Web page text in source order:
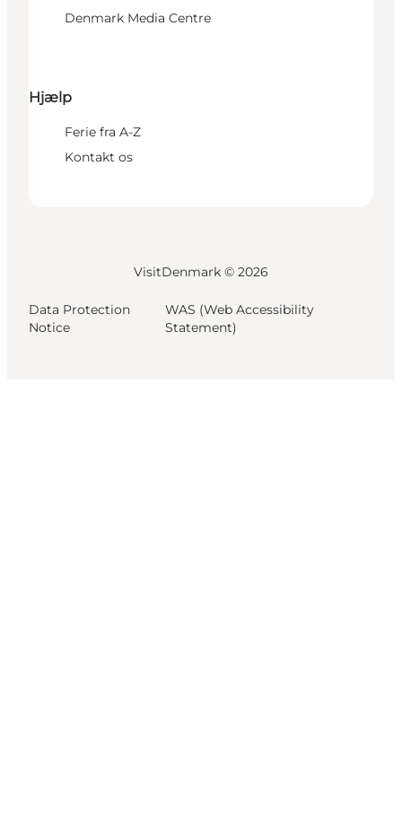
Denmark Media Centre
Hjælp
Ferie fra A-Z
Kontakt os
VisitDenmark © 2026
Data Protection
Notice
WAS (Web Accessibility
Statement)